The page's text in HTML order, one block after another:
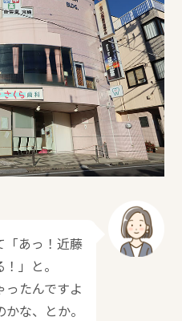
「あっ！近藤
」と。
ったんですよ
な、とか。